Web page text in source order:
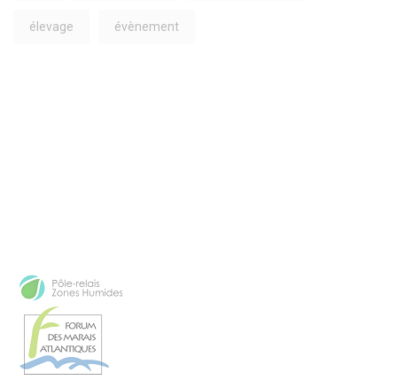
élevage évènement